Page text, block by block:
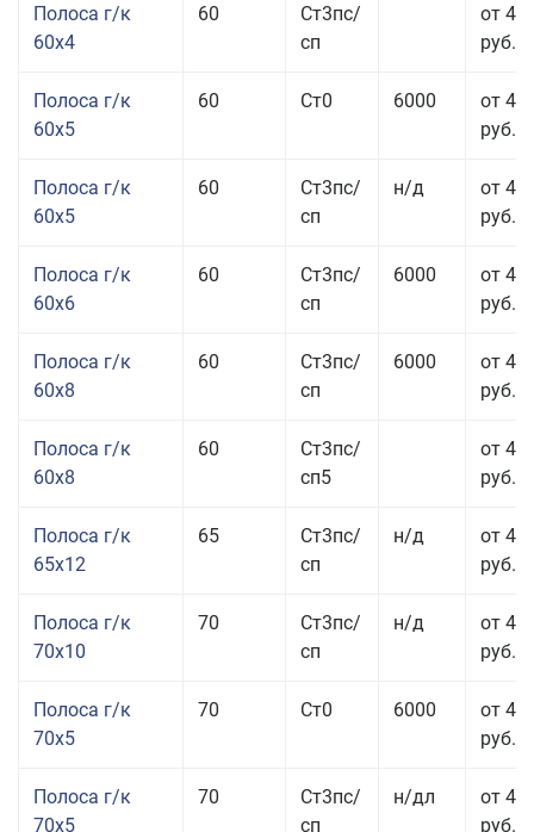
Полоса г/к
60x4
60
Ст3пс/
сп
от 45
руб.
Полоса г/к
60x5
60 Ст0 6000
от 42
руб.
Полоса г/к
60x5
60
Ст3пс/
сп
н/д
от 42
руб.
Полоса г/к
60x6
60
Ст3пс/
сп
6000
от 42
руб.
Полоса г/к
60x8
60
Ст3пс/
сп
6000
от 42
руб.
Полоса г/к
60x8
60
Ст3пс/
сп5
от 42
руб.
Полоса г/к
65x12
65
Ст3пс/
сп
н/д
от 42
руб.
Полоса г/к
70x10
70
Ст3пс/
сп
н/д
от 42
руб.
Полоса г/к
70x5
70 Ст0 6000
от 44
руб.
Полоса г/к
70x5
70
Ст3пс/
сп
н/дл
от 44
руб.